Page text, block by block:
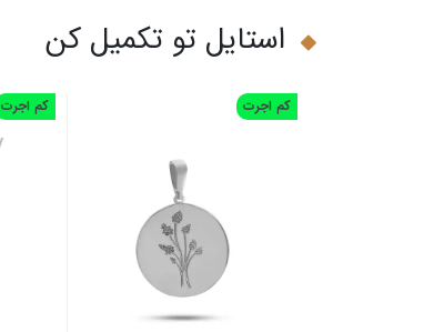
استایل تو تکمیل کن
کم اجرت کم اجرت